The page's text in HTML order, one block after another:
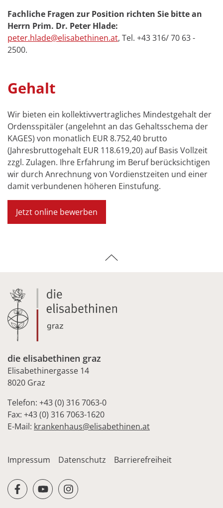
Fachliche Fragen zur Position richten Sie bitte an
Herrn Prim. Dr. Peter Hlade:
peter.hlade@elisabethinen.at, Tel. +43 316/ 70 63 -
2500.
Gehalt
Wir bieten ein kollektivvertragliches Mindestgehalt der
Ordensspitäler (angelehnt an das Gehaltsschema der
KAGES) von monatlich EUR 8.752,40 brutto
(Jahresbruttogehalt EUR 118.619,20) auf Basis Vollzeit
zzgl. Zulagen. Ihre Erfahrung im Beruf berücksichtigen
wir durch Anrechnung von Vordienstzeiten und einer
damit verbundenen höheren Einstufung.
Jetzt online bewerben
die elisabethinen graz
Elisabethinergasse 14
8020 Graz
Telefon: +43 (0) 316 7063-0
Fax: +43 (0) 316 7063-1620
E-Mail: krankenhaus@elisabethinen.at
Impressum Datenschutz Barrierefreiheit
facebookyoutubeinstagram